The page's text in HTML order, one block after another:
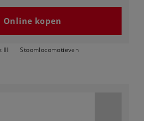
Online kopen
III Stoomlocomotieven